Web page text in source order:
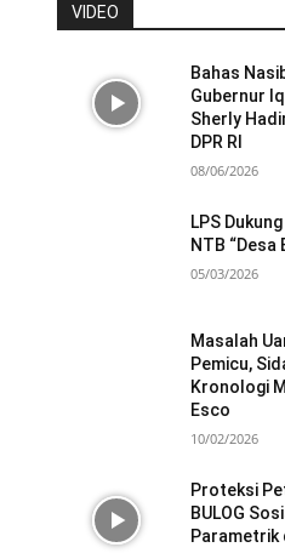
VIDEO
Bahas
Gubernur
Sherly
DPR RI
08/06/2026
LPS
NTB “Desa
05/03/2026
Masalah
Pemicu,
Kronologi
Esco
10/02/2026
Proteksi
BULOG
Parametrik